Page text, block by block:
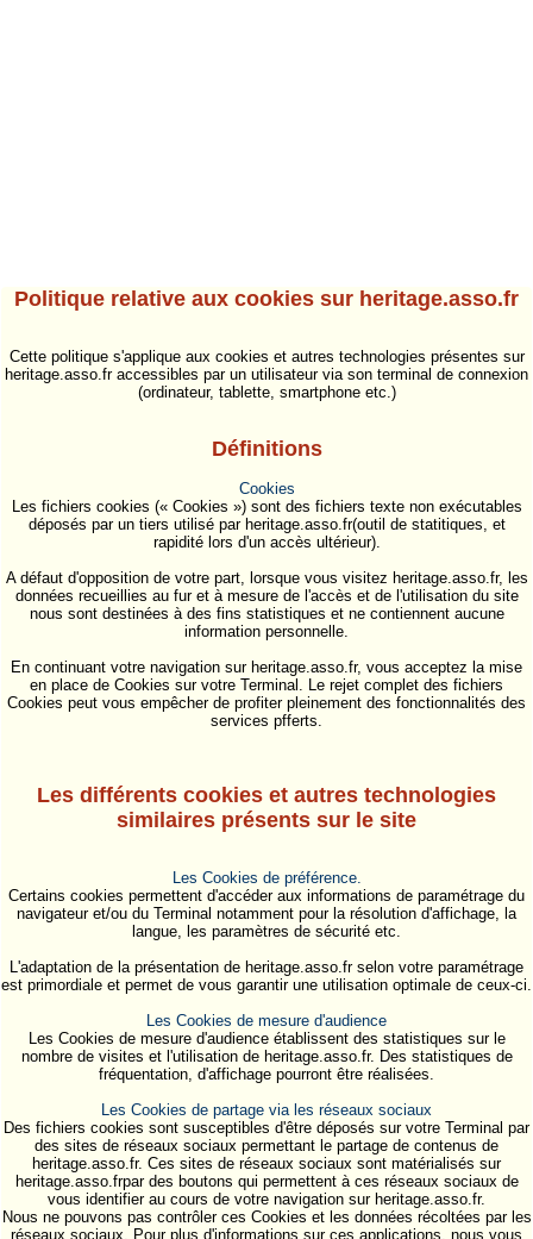
Politique relative aux cookies sur heritage.asso.fr
Cette politique s'applique aux cookies et autres technologies présentes sur
heritage.asso.fr accessibles par un utilisateur via son terminal de connexion
(ordinateur, tablette, smartphone etc.)
Définitions
Cookies
Les fichiers cookies (« Cookies ») sont des fichiers texte non exécutables
déposés par un tiers utilisé par heritage.asso.fr(outil de statitiques, et
rapidité lors d'un accès ultérieur).
A défaut d'opposition de votre part, lorsque vous visitez heritage.asso.fr, les
données recueillies au fur et à mesure de l'accès et de l'utilisation du site
nous sont destinées à des fins statistiques et ne contiennent aucune
information personnelle.
En continuant votre navigation sur heritage.asso.fr, vous acceptez la mise
en place de Cookies sur votre Terminal. Le rejet complet des fichiers
Cookies peut vous empêcher de profiter pleinement des fonctionnalités des
services pfferts.
Les différents cookies et autres technologies
similaires présents sur le site
Les Cookies de préférence.
Certains cookies permettent d'accéder aux informations de paramétrage du
navigateur et/ou du Terminal notamment pour la résolution d'affichage, la
langue, les paramètres de sécurité etc.
L'adaptation de la présentation de heritage.asso.fr selon votre paramétrage
est primordiale et permet de vous garantir une utilisation optimale de ceux-ci.
Les Cookies de mesure d'audience
Les Cookies de mesure d'audience établissent des statistiques sur le
nombre de visites et l'utilisation de heritage.asso.fr. Des statistiques de
fréquentation, d'affichage pourront être réalisées.
Les Cookies de partage via les réseaux sociaux
Des fichiers cookies sont susceptibles d'être déposés sur votre Terminal par
des sites de réseaux sociaux permettant le partage de contenus de
heritage.asso.fr. Ces sites de réseaux sociaux sont matérialisés sur
heritage.asso.frpar des boutons qui permettent à ces réseaux sociaux de
vous identifier au cours de votre navigation sur heritage.asso.fr.
Nous ne pouvons pas contrôler ces Cookies et les données récoltées par les
réseaux sociaux. Pour plus d'informations sur ces applications, nous vous